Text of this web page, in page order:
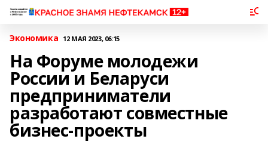
Экономика 12 МАЯ 2023, 06:15
На Форуме молодежи
России и Беларуси
предприниматели
разработают совместные
бизнес-проекты